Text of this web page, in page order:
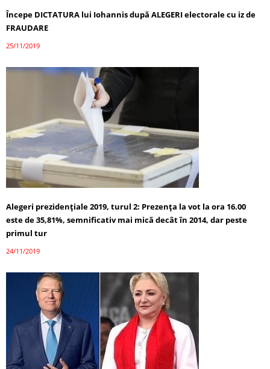
Începe DICTATURA lui Iohannis după ALEGERI electorale cu iz de
FRAUDARE
25/11/2019
Alegeri prezidenţiale 2019, turul 2: Prezenţa la vot la ora 16.00
este de 35,81%, semnificativ mai mică decât în 2014, dar peste
primul tur
24/11/2019